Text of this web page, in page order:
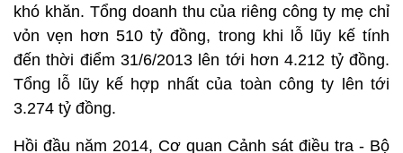
khó khăn. Tổng doanh thu của riêng công ty mẹ chỉ
vỏn vẹn hơn 510 tỷ đồng, trong khi lỗ lũy kế tính
đến thời điểm 31/6/2013 lên tới hơn 4.212 tỷ đồng.
Tổng lỗ lũy kế hợp nhất của toàn công ty lên tới
3.274 tỷ đồng.
Hồi đầu năm 2014, Cơ quan Cảnh sát điều tra - Bộ